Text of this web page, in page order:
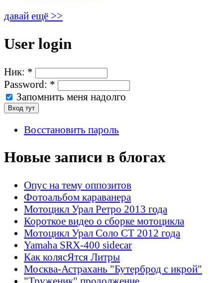
давай ещё >>
User login
Ник: *
Password: *
Запомнить меня надолго
Восстановить пароль
Новые записи в блогах
Опус на тему оппозитов
Фотоальбом караванера
Мотоцикл Урал Ретро 2013 года
Короткое видео о сборке мотоцикла
Мотоцикл Урал Соло СТ 2012 года
Yamaha SRX-400 sidecar
Как колясЯтся Литры
Москва-Астрахань "Бутерброд с икрой"